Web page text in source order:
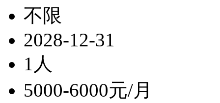
不限
2028-12-31
1人
5000-6000元/月